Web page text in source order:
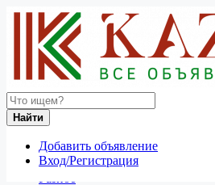
Найти
Добавить объявление
Вход/Регистрация
Россия
Продажа мотоциклов и скутеров
Отдам даром